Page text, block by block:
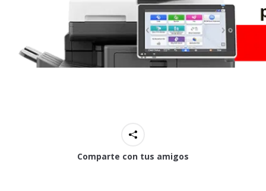
Comparte con tus amigos